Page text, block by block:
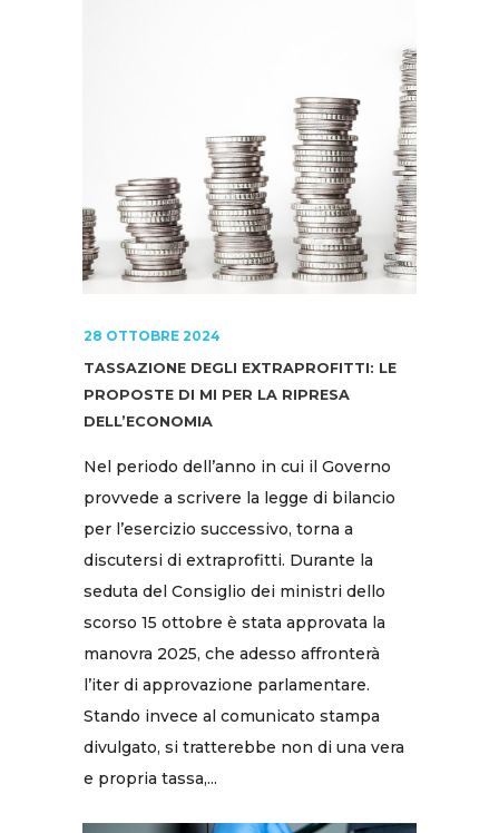
28 OTTOBRE 2024
TASSAZIONE DEGLI EXTRAPROFITTI: LE
PROPOSTE DI MI PER LA RIPRESA
DELL’ECONOMIA
Nel periodo dell’anno in cui il Governo
provvede a scrivere la legge di bilancio
per l’esercizio successivo, torna a
discutersi di extraprofitti. Durante la
seduta del Consiglio dei ministri dello
scorso 15 ottobre è stata approvata la
manovra 2025, che adesso affronterà
l’iter di approvazione parlamentare.
Stando invece al comunicato stampa
divulgato, si tratterebbe non di una vera
e propria tassa,...